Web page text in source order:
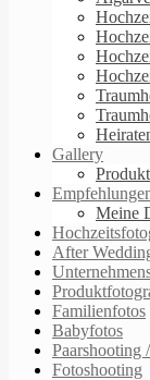
Gallery
Meine
After
Familienfotos
Babyfotos
Paarshooting
Fotoshooting